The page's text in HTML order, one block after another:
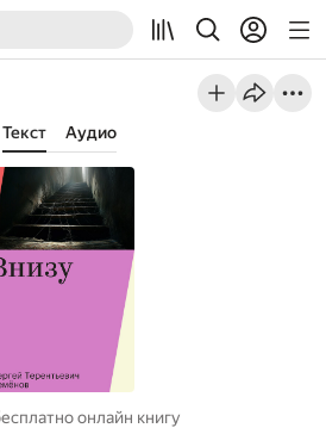
Текст Аудио
онлайн книгу